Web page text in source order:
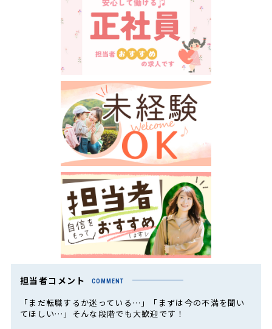
担当者コメント COMMENT
「まだ転職するか迷っている…」「まずは今の不満を聞い
てほしい…」そんな段階でも大歓迎です！